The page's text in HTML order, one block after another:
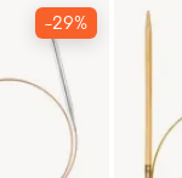
-29%